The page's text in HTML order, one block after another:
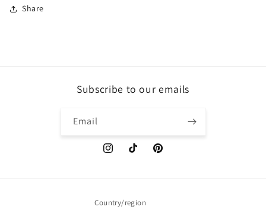
Share
Subscribe to our emails
Email
InstagramTikTok Pinterest
Country/region